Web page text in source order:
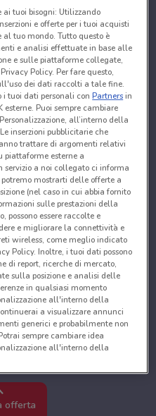
offerta
tuoi bisogni: Utilizzando
e offerte per i tuoi acquisti
tuo mondo. Tutto questo è
e analisi effettuate in base alle
e sulle piattaforme collegate,
Policy. Per fare questo,
dei dati raccolti a tale fine.
i tuoi dati personali conPartnersin
Puoi sempre cambiare
all’interno della
inserzioni pubblicitarie che
trattare di argomenti relativi
piattaforme esterne a
servizio a noi collegato ci informa
mostrarti delle offerte a
(nel caso in cui abbia fornito
sulle prestazioni della
possono essere raccolte e
e migliorare la connettività e
wireless, come meglio indicato
Policy. Inoltre, i tuoi dati possono
di report, ricerche di mercato,
sulla posizione e analisi delle
in qualsiasi momento
all'interno della
a visualizzare annunci
generici e probabilmente non
sempre cambiare idea
all'interno della
i dati per fornire:
Scansione attiva delle
Archiviare